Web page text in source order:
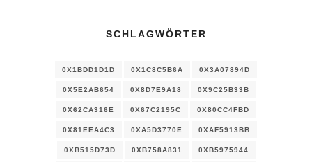
SCHLAGWÖRTER
0X1BDD1D1D 0X1C8C5B6A 0X3A07894D
0X5E2AB654 0X8D7E9A18 0X9C25B33B
0X62CA316E 0X67C2195C 0X80CC4FBD
0X81EEA4C3 0XA5D3770E 0XAF5913BB
0XB515D73D 0XB758A831 0XB5975944